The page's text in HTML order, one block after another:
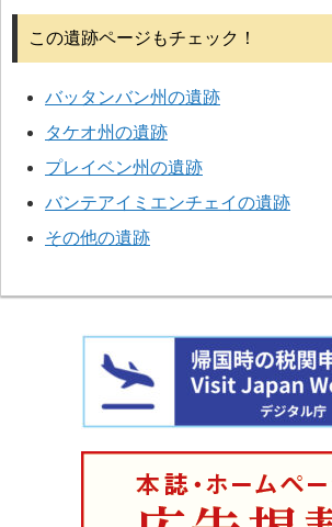
この遺跡ページもチェック！
バッタンバン州の遺跡
タケオ州の遺跡
プレイベン州の遺跡
バンテアイミエンチェイの遺跡
その他の遺跡